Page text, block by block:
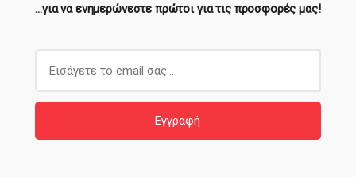
...για να ενημερώνεστε πρώτοι για τις προσφορές μας!
a
l
Εγγραφή